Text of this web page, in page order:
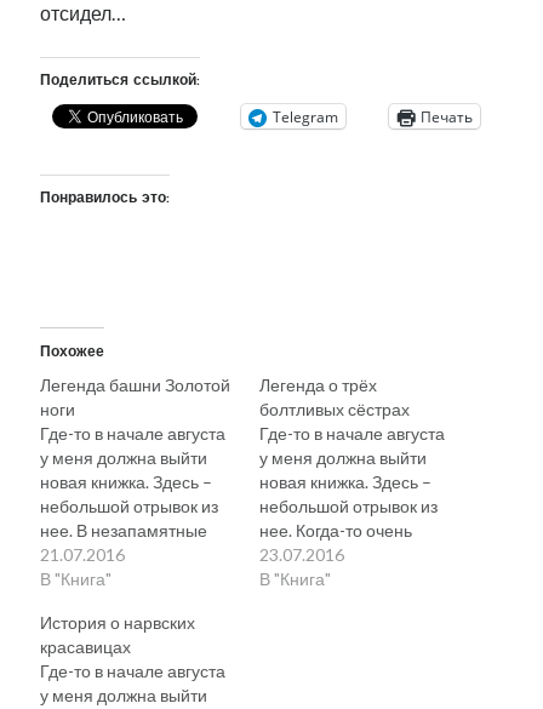
отсидел…
Поделиться ссылкой:
Telegram Печать
Понравилось это:
Похожее
Легенда башни Золотой
ноги
Где-то в начале августа
у меня должна выйти
новая книжка. Здесь –
небольшой отрывок из
нее. В незапамятные
времена жил в
Таллинне купец,
неприличной какой-то
бережливостью. В
молодости был он
солдатом и в одной из
21.07.2016
В "Книга"
Легенда о трёх
болтливых сёстрах
Где-то в начале августа
у меня должна выйти
новая книжка. Здесь –
небольшой отрывок из
нее. Когда-то очень
давно жил в Таллинне
богатый торговец, у
23.07.2016
В "Книга"
История о нарвских
красавицах
Где-то в начале августа
у меня должна выйти